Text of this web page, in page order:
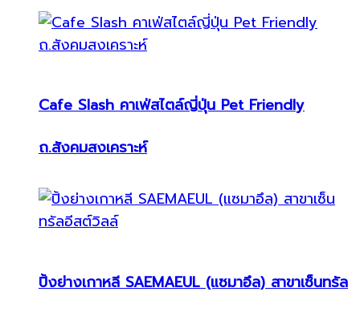
Cafe Slash คาเฟ่สไตล์ญี่ปุ่น Pet Friendly
ถ.สังคมสงเคราะห์
ปิ้งย่างเกาหลี SAEMAEUL (แซมาอึล) สาขาเซ็นทรัล